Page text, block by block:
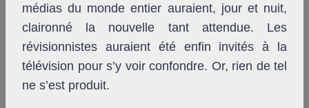
médias du monde entier auraient, jour et nuit,
claironné la nouvelle tant attendue. Les
révisionnistes auraient été enfin invités à la
télévision pour s’y voir confondre. Or, rien de tel
ne s’est produit.